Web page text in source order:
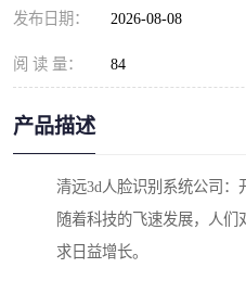
发布日期： 2026-08-08
阅 读 量： 84
产品描述
清远3d人脸识别系统公司：
随着科技的飞速发展，人
求日益增长。